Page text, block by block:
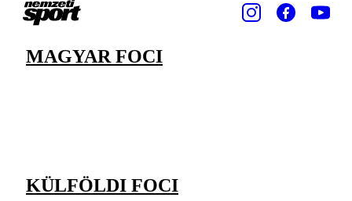
MAGYAR FOCI
KÜLFÖLDI FOCI